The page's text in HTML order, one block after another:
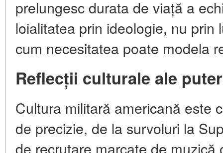
prelungesc durata de viață a
loialitatea prin ideologie, nu prin
cum necesitatea poate modela
Reflecții culturale ale
Cultura militară americană este
de precizie, de la survoluri la
de recrutare marcate de muzică